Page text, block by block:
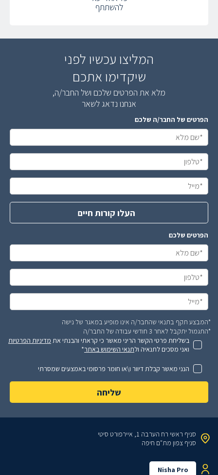
להשתתף
המליצו עכשיו לפני
שיקדימו אתכם
מלא את הפרטים שלכם ושל החבר/ה,
אנחנו נדאג לשאר
הפרטים של החבר/ה שלכם
העלו קורות חיים
הפרטים שלכם
*המבצע תקף בתנאי שהחבר/ה אינו מופיע במאגר של נישה
*התגמול יתקבל לאחר 3 חודשי עבודה של החבר/ה
בשליחת פרטי הקשר הריני מאשר כי קראתי והבנתי את מדיניות הפרטיות
ואני מסכים לתנאיה ולתנאי השימוש באתר*
הנני מאשר קבלת דיוור ו\או חומר פרסומי באמצעים שמסרתי
סניף ראשירח הערבה 1, איירפורט סיטי
סניף צפוןמת"ם חיפה
Nisha Pro